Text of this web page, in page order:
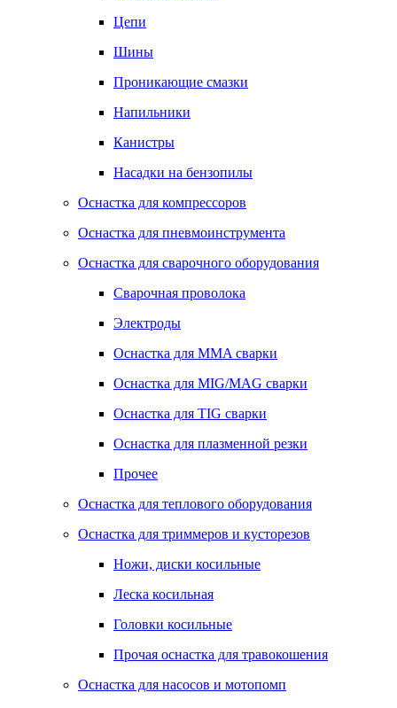
Цепи
Шины
Проникающие смазки
Напильники
Канистры
Насадки на бензопилы
Оснастка для компрессоров
Оснастка для пневмоинструмента
Оснастка для сварочного оборудования
Сварочная проволока
Электроды
Оснастка для MMA сварки
Оснастка для MIG/MAG сварки
Оснастка для TIG сварки
Оснастка для плазменной резки
Прочее
Оснастка для теплового оборудования
Оснастка для триммеров и кусторезов
Ножи, диски косильные
Леска косильная
Головки косильные
Прочая оснастка для травокошения
Оснастка для насосов и мотопомп